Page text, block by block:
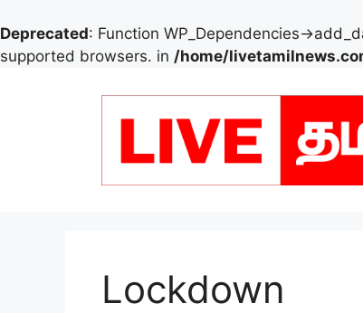
Deprecated: Function WP_Dependencies-
supported browsers. in /home/
Lockdown